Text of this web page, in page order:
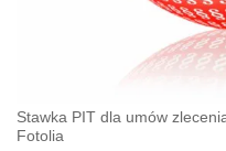
Stawka PIT dla umów
Fotolia